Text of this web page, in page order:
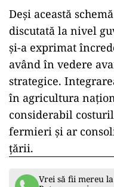
Barbu, a anunțat că,
prelua Azomureș,
implementa o
fermierii care
„Fermierii ar
îngrășămintele
prețuri
acordate de